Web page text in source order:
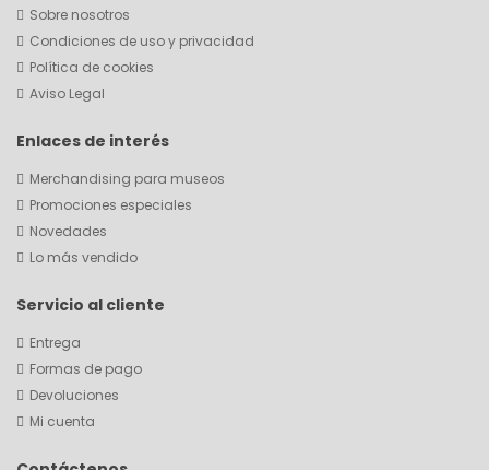
Sobre nosotros
Condiciones de uso y privacidad
Política de cookies
Aviso Legal
Enlaces de interés
Merchandising para museos
Promociones especiales
Novedades
Lo más vendido
Servicio al cliente
Entrega
Formas de pago
Devoluciones
Mi cuenta